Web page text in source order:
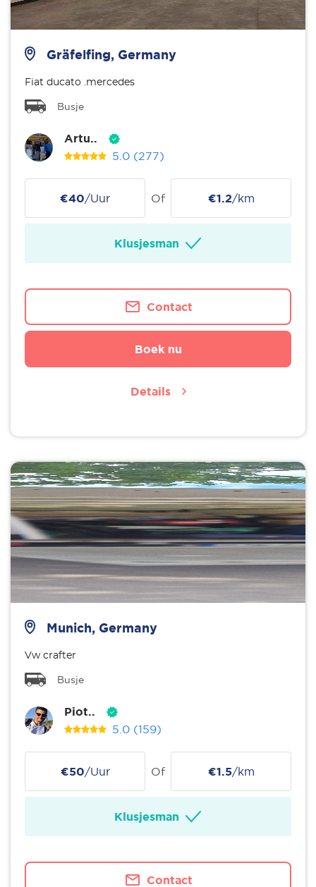
Gräfelfing, Germany
Fiat ducato .mercedes
Busje
Artu..
5.0 (277)
€40/Uur Of €1.2/km
Klusjesman
Contact
Boek nu
Details
Munich, Germany
Vw crafter
Busje
Piot..
5.0 (159)
€50/Uur Of €1.5/km
Klusjesman
Contact